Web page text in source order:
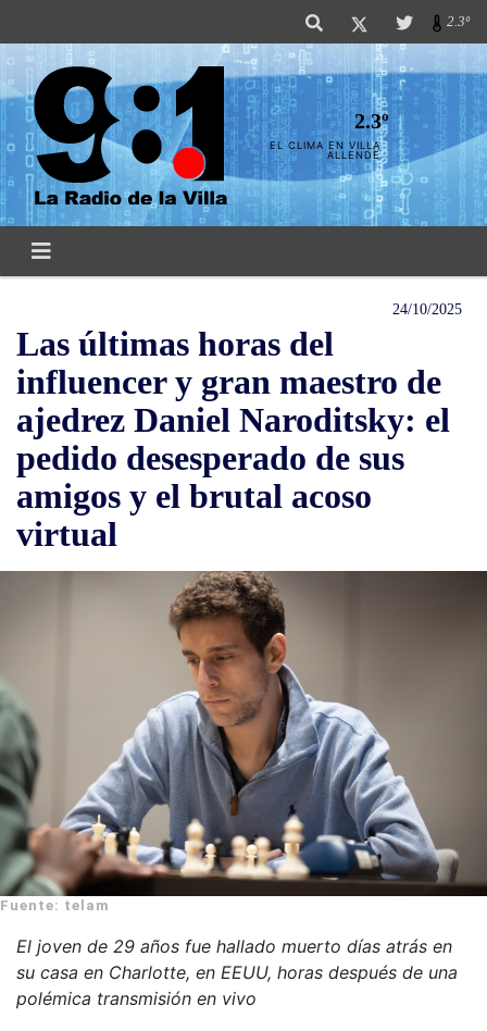
2.3º
2.3º
EL CLIMA EN VILLA
ALLENDE
24/10/2025
Las últimas horas del
influencer y gran maestro de
ajedrez Daniel Naroditsky: el
pedido desesperado de sus
amigos y el brutal acoso
virtual
Fuente: telam
El joven de 29 años fue hallado muerto días atrás en
su casa en Charlotte, en EEUU, horas después de una
polémica transmisión en vivo